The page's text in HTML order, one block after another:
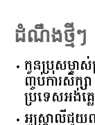
ដំណឹងថ្មីៗ
កូនប្រុសម្ច
ញ្ចប់ការសិក្
ប្រទេសអង់គ្
អូស្ត្រាលី​ជួយ​ព